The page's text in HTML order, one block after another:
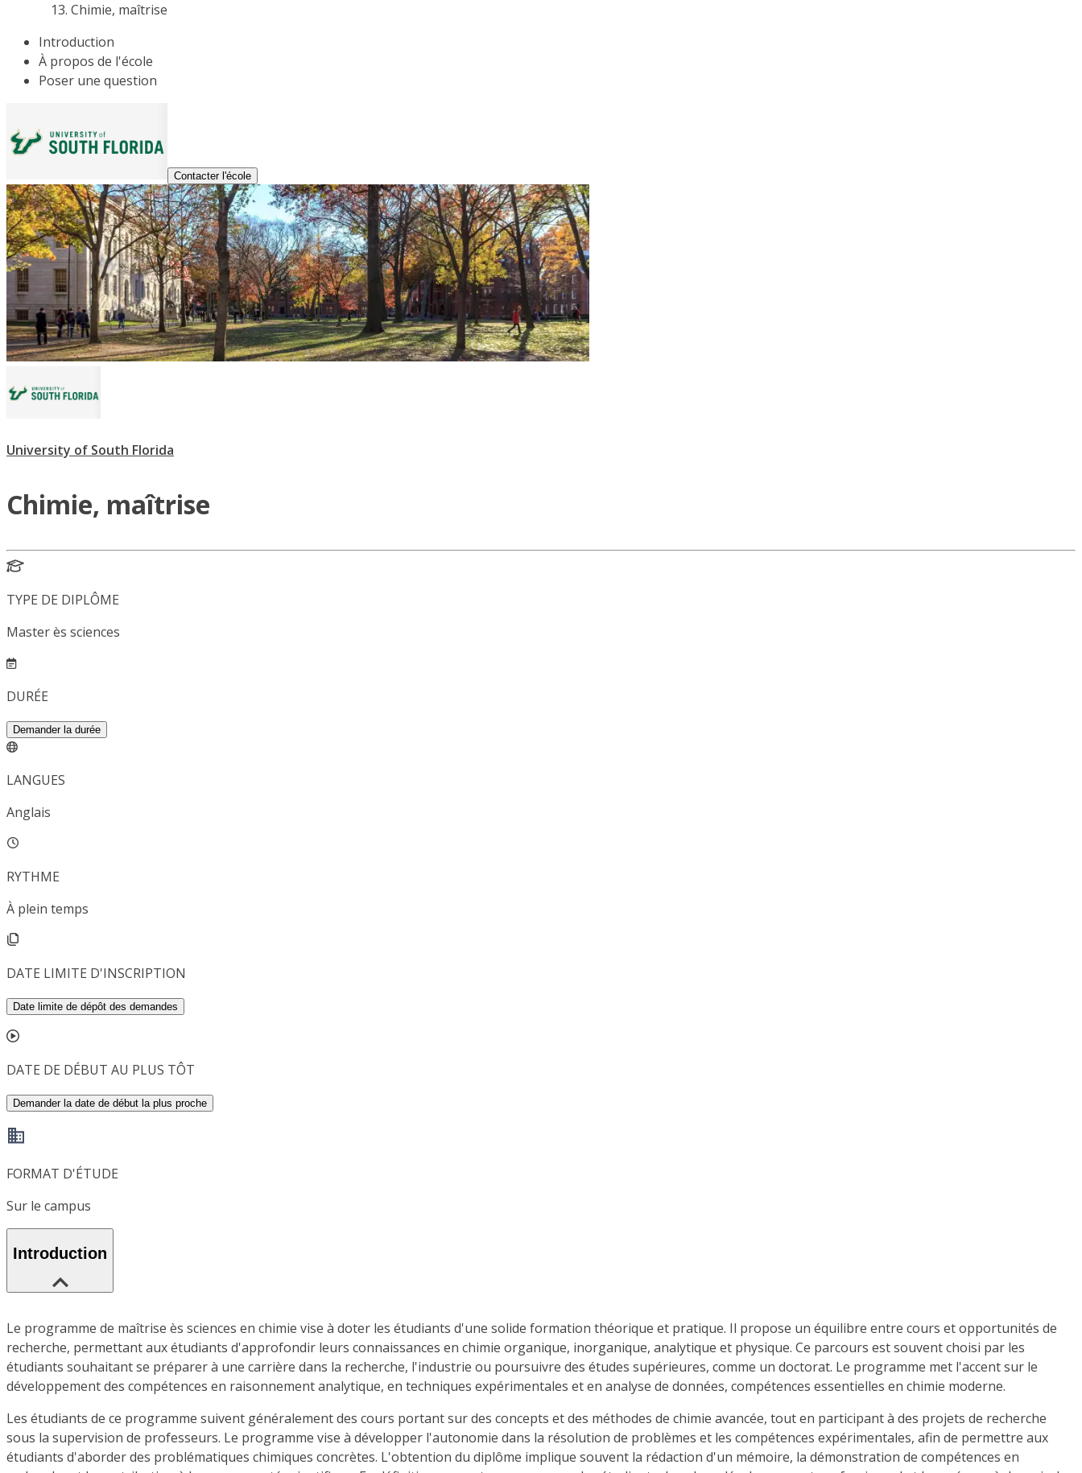
Chimie, maîtrise
Introduction
À propos de l'école
Poser une question
Contacter l'école
University of South Florida
Chimie, maîtrise
TYPE DE DIPLÔME
Master ès sciences
DURÉE
Demander la durée
LANGUES
Anglais
RYTHME
À plein temps
DATE LIMITE D'INSCRIPTION
Date limite de dépôt des demandes
DATE DE DÉBUT AU PLUS TÔT
Demander la date de début la plus proche
FORMAT D'ÉTUDE
Sur le campus
Introduction
Le programme de maîtrise ès sciences en chimie vise à doter les étudiants d'une solide formation théorique et pratique. Il propose un équilibre entre cours et opportunités de
recherche, permettant aux étudiants d'approfondir leurs connaissances en chimie organique, inorganique, analytique et physique. Ce parcours est souvent choisi par les
étudiants souhaitant se préparer à une carrière dans la recherche, l'industrie ou poursuivre des études supérieures, comme un doctorat. Le programme met l'accent sur le
développement des compétences en raisonnement analytique, en techniques expérimentales et en analyse de données, compétences essentielles en chimie moderne.
Les étudiants de ce programme suivent généralement des cours portant sur des concepts et des méthodes de chimie avancée, tout en participant à des projets de recherche
sous la supervision de professeurs. Le programme vise à développer l'autonomie dans la résolution de problèmes et les compétences expérimentales, afin de permettre aux
étudiants d'aborder des problématiques chimiques concrètes. L'obtention du diplôme implique souvent la rédaction d'un mémoire, la démonstration de compétences en